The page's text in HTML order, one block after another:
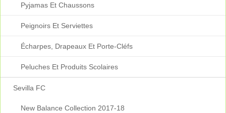
Pyjamas Et Chaussons
Peignoirs Et Serviettes
Écharpes, Drapeaux Et Porte-Cléfs
Peluches Et Produits Scolaires
Sevilla FC
New Balance Collection 2017-18